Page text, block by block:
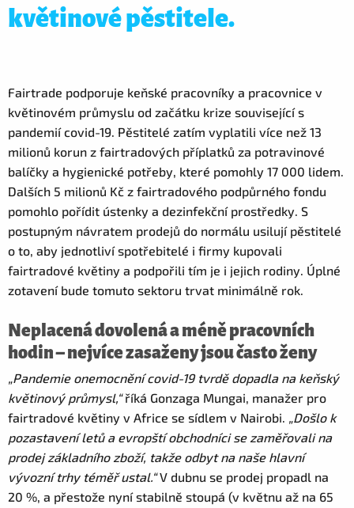
květinové pěstitele.
Fairtrade podporuje keňské pracovníky a pracovnice v
květinovém průmyslu od začátku krize související s
pandemií covid-19. Pěstitelé zatím vyplatili více než 13
milionů korun z fairtradových příplatků za potravinové
balíčky a hygienické potřeby, které pomohly 17 000 lidem.
Dalších 5 milionů Kč z fairtradového podpůrného fondu
pomohlo pořídit ústenky a dezinfekční prostředky. S
postupným návratem prodejů do normálu usilují pěstitelé
o to, aby jednotliví spotřebitelé i firmy kupovali
fairtradové květiny a podpořili tím je i jejich rodiny. Úplné
zotavení bude tomuto sektoru trvat minimálně rok.
Neplacená dovolená a méně pracovních
hodin – nejvíce zasaženy jsou často ženy
„Pandemie onemocnění covid-19 tvrdě dopadla na keňský
květinový průmysl,“říká Gonzaga Mungai, manažer pro
fairtradové květiny v Africe se sídlem v Nairobi. „Došlo k
pozastavení letů a evropští obchodníci se zaměřovali na
prodej základního zboží, takže odbyt na naše hlavní
vývozní trhy téměř ustal.“V dubnu se prodej propadl na
20 %, a přestože nyní stabilně stoupá (v květnu až na 65